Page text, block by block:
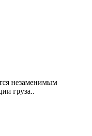
незаменимым
груза..